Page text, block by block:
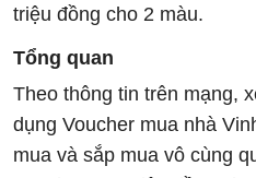
triệu đồng cho 2 màu.
Tổng quan
Theo thông tin trên mạng,
dụng Voucher mua nhà
mua và sắp mua vô cùng